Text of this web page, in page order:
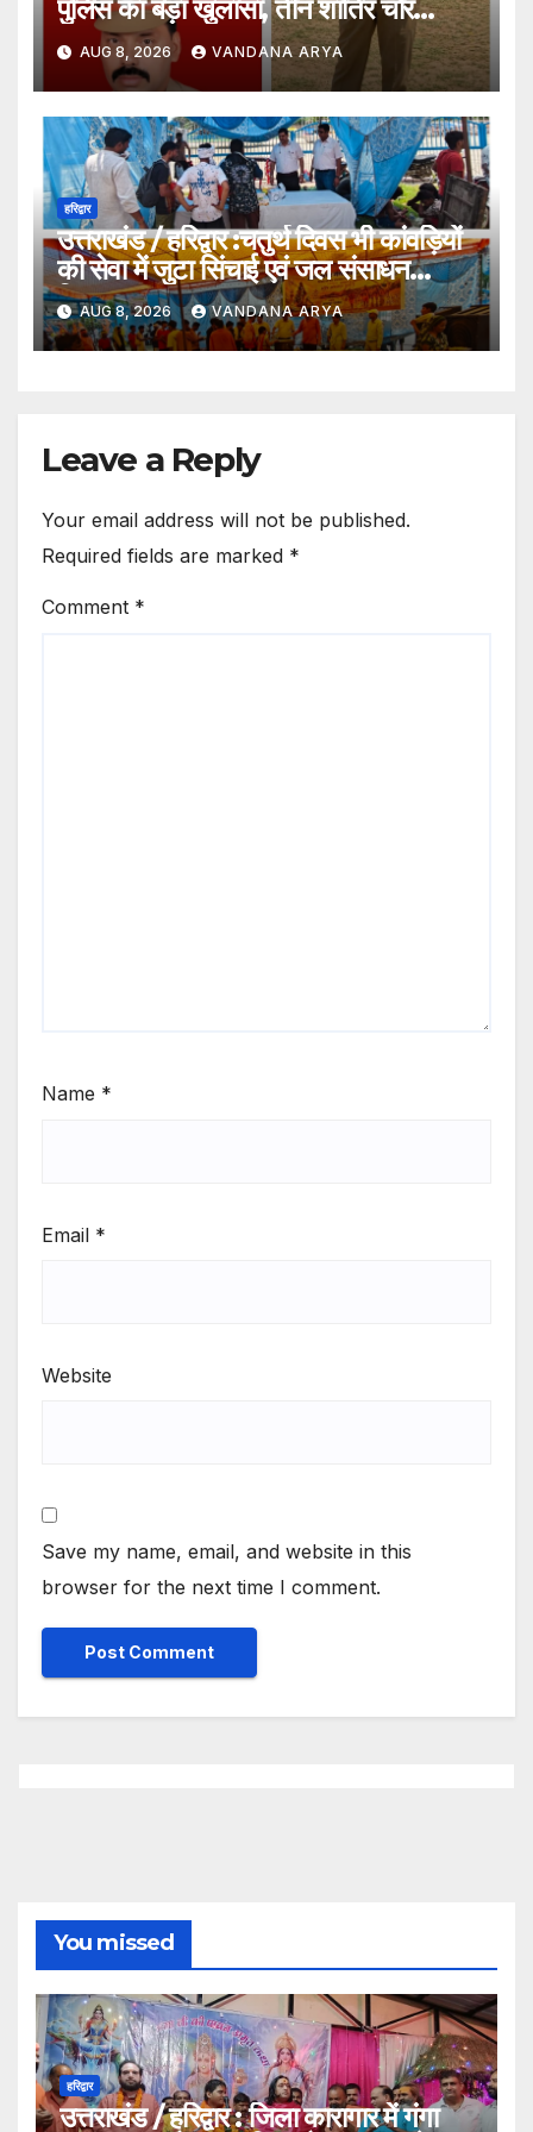
पुलिस का बड़ा खुलासा, तीन शातिर चोर
गिरफ्तार…
AUG 8, 2026 VANDANA ARYA
हरिद्वार
उत्तराखंड / हरिद्वार :चतुर्थ दिवस भी कांवड़ियों
की सेवा में जुटा सिंचाई एवं जल संसाधन
विभाग…
AUG 8, 2026 VANDANA ARYA
Leave a Reply
Your email address will not be published.
Required fields are marked *
Comment *
Name *
Email *
Website
Save my name, email, and website in this
browser for the next time I comment.
You missed
हरिद्वार
उत्तराखंड / हरिद्वार : जिला कारागार में गंगा